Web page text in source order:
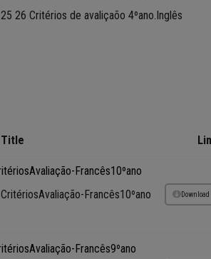
25 26 Critérios de avaliçaõo 4ºano.Inglês
Title
CritériosAvaliação-Francês10ºano Download